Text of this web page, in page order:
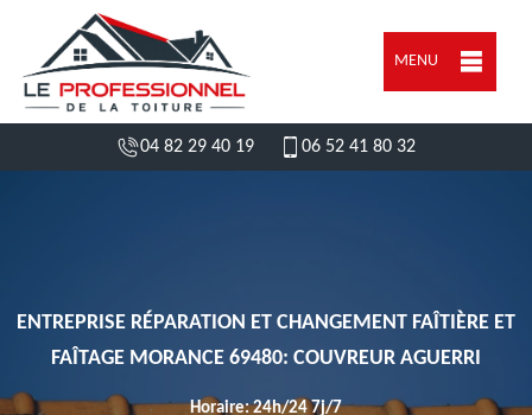
MENU
04 82 29 40 19 06 52 41 80 32
ENTREPRISE RÉPARATION ET CHANGEMENT FAÎTIÈRE ET
FAÎTAGE MORANCE 69480: COUVREUR AGUERRI
Horaire: 24h/24 7j/7